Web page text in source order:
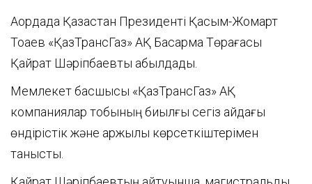
Ақордада Қазақстан Президенті Қасым-Жомарт
Тоқаев «ҚазТрансГаз» АҚ Басқарма Төрағасы
Қайрат Шәріпбаевты қабылдады.
Мемлекет басшысы «ҚазТрансГаз» АҚ
компаниялар тобының биылғы сегіз айдағы
өндірістік және қаржылық көрсеткіштерімен
танысты.